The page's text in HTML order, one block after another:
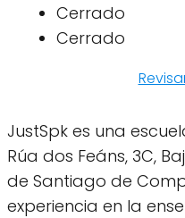
Cerrado
Cerrado
JustSpk es una
Rúa dos Feáns, 3C,
de Santiago de
experiencia en la